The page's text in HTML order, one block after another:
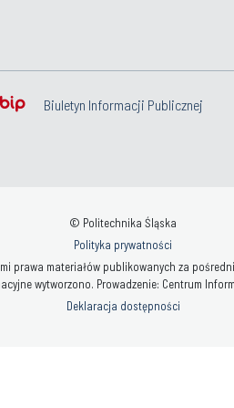
Biuletyn Informacji Publicznej
© Politechnika Śląska
Polityka prywatności
prawa materiałów publikowanych za
wytworzono. Prowadzenie: Centrum
Deklaracja dostępności